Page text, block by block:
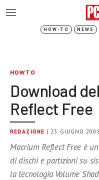
HOW-TO NEWS
HOWTO
Download
Reflect Free
REDAZIONE | 23 GIUGNO
Macrium Reflect Free è
di dischi e partizioni su
la tecnologia Volume